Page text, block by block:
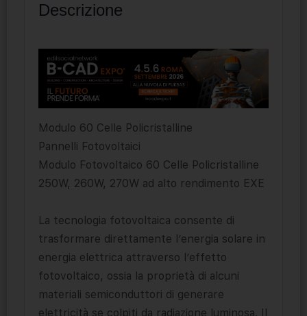
Descrizione
Modulo 60 Celle Policristalline
Pannelli Fotovoltaici
Modulo Fotovoltaico 60 Celle Policristalline
250W, 260W, 270W ad alto rendimento EXE
La tecnologia fotovoltaica consente di
trasformare direttamente l’energia solare in
energia elettrica attraverso l’effetto
fotovoltaico, ossia la proprietà di alcuni
materiali semiconduttori di generare
elettricità se colpiti da radiazione luminosa. Il